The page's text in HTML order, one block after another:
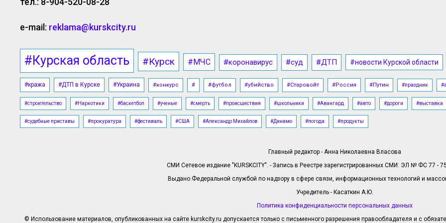
e-mail: reklama@kurskcity.ru
#Курская область #Курск #МЧС #коронавирус #суд #ДТП #новости Курской области
#кража #ДТП в Курске #Украина #конкурс # #футбол #убийство #Старовойт #Россия #Путин #праздник
#строительство #Наркотики #баскетбол #ученые #смерть #происшествия #школьники #Авангард #авто #дороги #выставка
#судебные приставы #прокуратура #фестиваль #США #Александр Михайлов #Динамо #погода #продукты
Главный редактор - Анна Николаевна Власова
СМИ Сетевое издание "KURSKCITY". - Запись в Реестре зарегистрированных СМИ: ЭЛ № ФС 77 -
Выдано Федеральной службой по надзору в сфере связи, информационных технологий и
Учредитель - Касаткин А.Ю.
Политика конфиденциальности персональных данных
© Использование материалов, опубликованных на сайте kurskcity.ru допускается только с письменного разрешения правообладателя и с